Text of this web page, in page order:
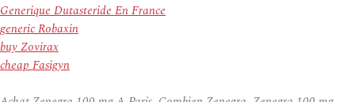
Generique Dutasteride En France
generic Robaxin
buy Zovirax
cheap Fasigyn